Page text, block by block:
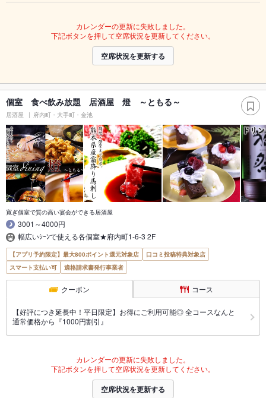
カレンダーの更新に失敗しました。
下記ボタンを押して空席状況を更新してください。
空席状況を更新する
個室 食べ飲み放題 居酒屋 燈 ～ともる～
居酒屋 府内町・大手町・金池
寛ぎ個室で質の高い宴会ができる居酒屋
3001～4000円
幅広いｼｰﾝで使える各個室★府内町1-6-3 2F
【アプリ予約限定】最大800ポイント還元対象店
口コミ投稿特典対象店
スマート支払い可
適格請求書発行事業者
クーポン コース
【好評につき延長中！平日限定】お得にご利用可能◎ 全コースなんと
通常価格から『1000円割引』
カレンダーの更新に失敗しました。
下記ボタンを押して空席状況を更新してください。
空席状況を更新する